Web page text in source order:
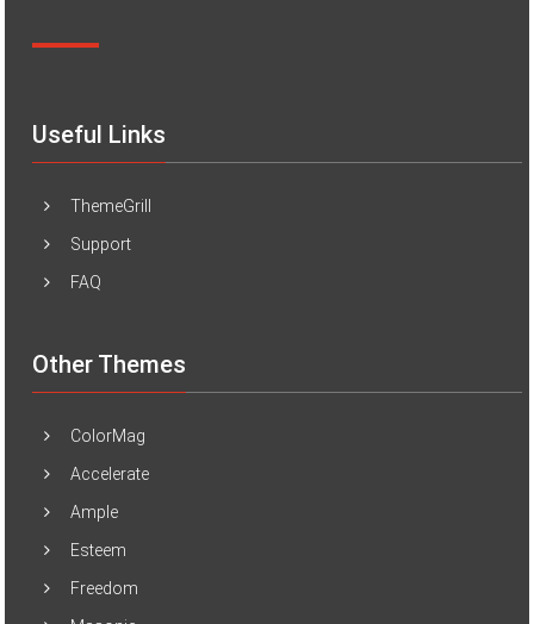
Useful Links
ThemeGrill
Support
FAQ
Other Themes
ColorMag
Accelerate
Ample
Esteem
Freedom